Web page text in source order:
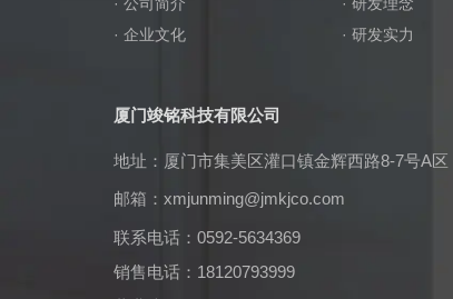
· 企业文化
· 研发实力
厦门竣铭科技有限公司
地址：厦门市集美区灌口镇金辉西路8-7号A区
邮箱： xmjunming@jmkjco.com
联系电话：0592-5634369
销售电话：18120793999